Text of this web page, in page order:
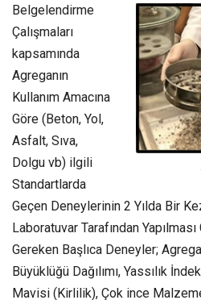
Belgelendirme
Çalışmaları
kapsamında
Agreganın
Kullanım Amacına
Göre (Beton, Yol,
Asfalt, Sıva,
Dolgu vb) ilgili
Standartlarda
Geçen Deneylerinin 2 Yılda Bir
Laboratuvar Tarafından
Gereken Başlıca Deneyler; Agrega
Büyüklüğü Dağılımı, Yassılık
Mavisi (Kirlilik), Çok ince